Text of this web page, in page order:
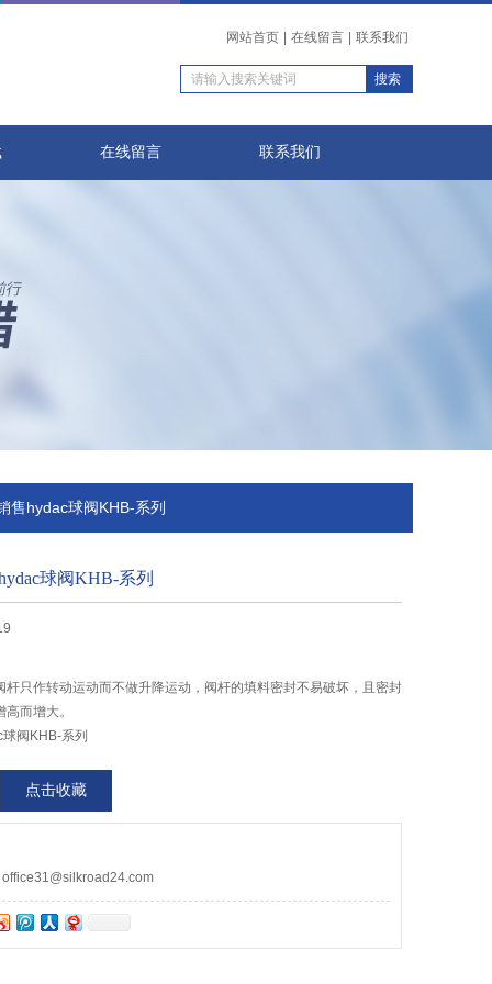
网站首页 在线留言 联系我们
在线留言 联系我们
售hydac球阀KHB-系列
球阀KHB-系列
杆只作转动运动而不做升降运动，阀杆的填料密封不易破坏，且密封
而增大。
阀KHB-系列
点击收藏